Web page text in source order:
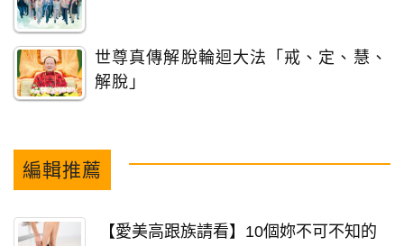
世尊真傳解脫輪迴大法「戒、定、慧、
解脫」
編輯推薦
【愛美高跟族請看】10個妳不可不知的